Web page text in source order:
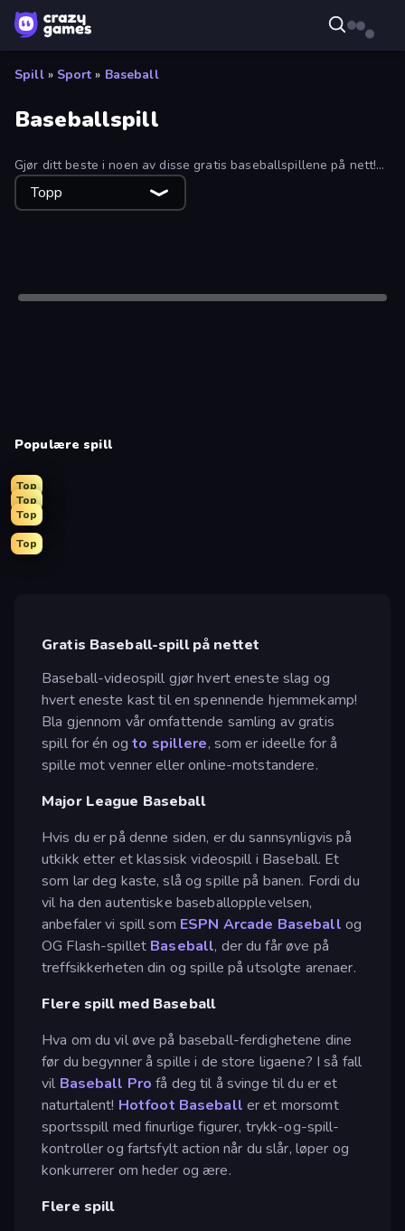
Spill » Sport » Baseball
Baseballspill
Gjør ditt beste i noen av disse gratis baseballspillene på nett!
Sorter listen etter topp, nyeste eller mest spilte for å finne ditt
perfekte spill.
Topp
Kun skrivebord
Populære spill
Top
Top
Top
Top
Gratis Baseball-spill på nettet
Baseball-videospill gjør hvert eneste slag og
hvert eneste kast til en spennende hjemmekamp!
Bla gjennom vår omfattende samling av gratis
spill for én ogto spillere, som er ideelle for å
spille mot venner eller online-motstandere.
Major League Baseball
Hvis du er på denne siden, er du sannsynligvis på
utkikk etter et klassisk videospill i Baseball. Et
som lar deg kaste, slå og spille på banen. Fordi du
vil ha den autentiske baseballopplevelsen,
anbefaler vi spill som ESPN Arcade Baseball og
OG Flash-spillet Baseball, der du får øve på
treffsikkerheten din og spille på utsolgte arenaer.
Flere spill med Baseball
Hva om du vil øve på baseball-ferdighetene dine
før du begynner å spille i de store ligaene? I så fall
vil Baseball Pro få deg til å svinge til du er et
naturtalent! Hotfoot Baseball er et morsomt
sportsspill med finurlige figurer, trykk-og-spill-
kontroller og fartsfylt action når du slår, løper og
konkurrerer om heder og ære.
Flere spill